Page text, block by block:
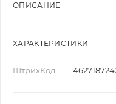
ОПИСАНИЕ
ХАРАКТЕРИСТИКИ
ШтрихКод —